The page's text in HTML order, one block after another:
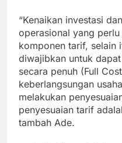
“Kenaikan investasi
operasional yang
komponen tarif, selain
diwajibkan untuk
secara penuh (Full
keberlangsungan
melakukan
penyesuaian tarif
tambah Ade.